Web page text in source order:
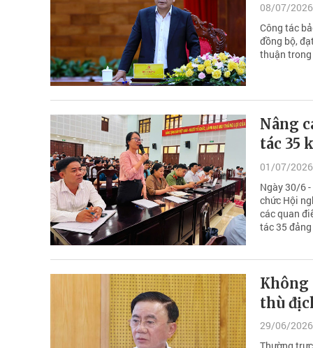
08/07/
Công tác
đồng bộ,
thuận
Nâng
tác 35
01/07/
Ngày 30/6
chức Hội
các quan
tác 35
Không
thù
29/06/